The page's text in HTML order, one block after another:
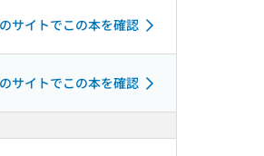
サイトでこの本を確認
サイトでこの本を確認